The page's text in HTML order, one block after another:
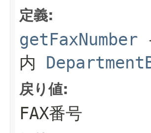
定義:
getFaxNumber
内
戻り値:
FAX番号